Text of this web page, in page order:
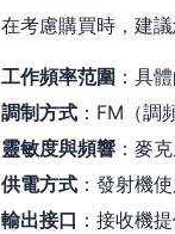
在考慮購買時，建
工作頻率范圍 ：具
調制方式 ：FM（調
靈敏度與頻響 ：麥
供電方式 ：發射機
輸出接口 ：接收機